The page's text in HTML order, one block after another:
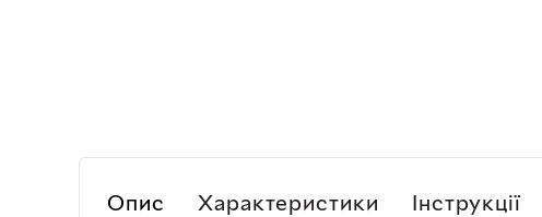
Опис Характеристики Інструкції